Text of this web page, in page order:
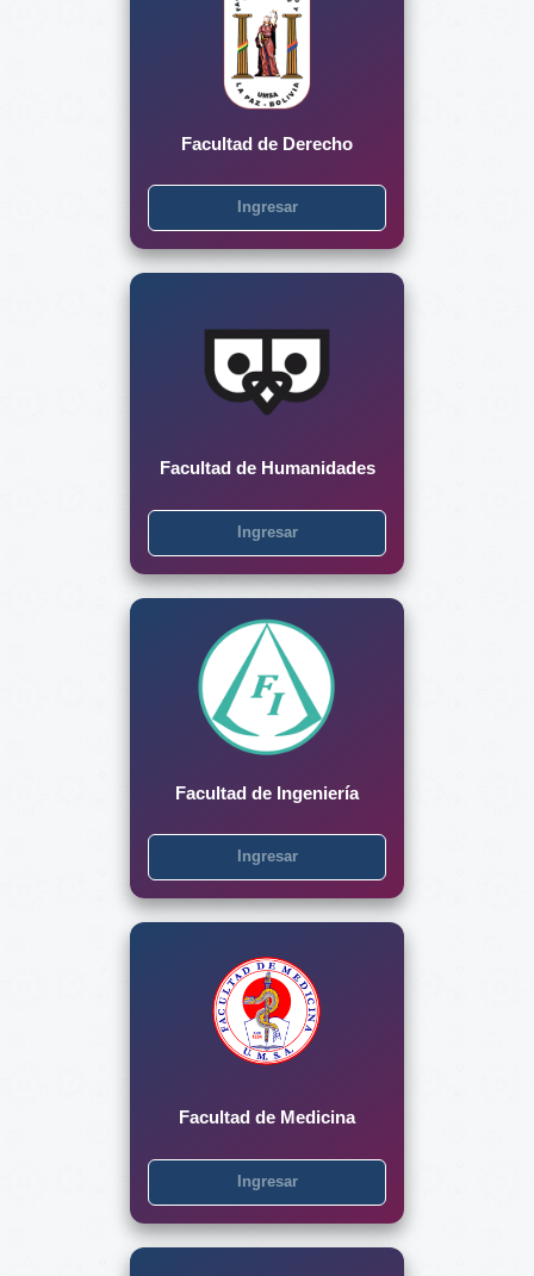
Facultad de Derecho
Ingresar
Facultad de Humanidades
Ingresar
Facultad de Ingeniería
Ingresar
Facultad de Medicina
Ingresar